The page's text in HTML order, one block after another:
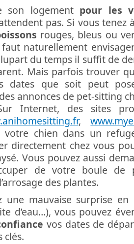
son logement pour les
pas. Si vous tenez
rouges, bleus ou
naturellement
du temps il suffit de
Mais parfois trouver
dates que soit peut
annonces de pet-sitting
Internet, des sites
,
votre chien dans un
directement chez vous
Vous pouvez aussi
de votre boule de
des plantes.
une mauvaise surprise
d’eau…), vous pouvez
vos dates de
clés.